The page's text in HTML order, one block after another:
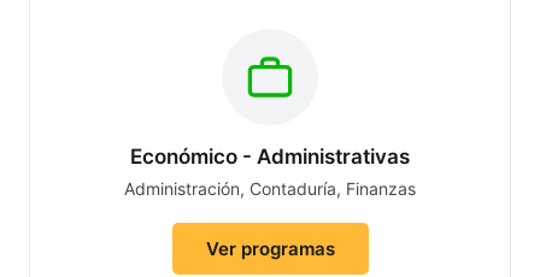
Económico - Administrativas
Administración, Contaduría, Finanzas
Ver programas